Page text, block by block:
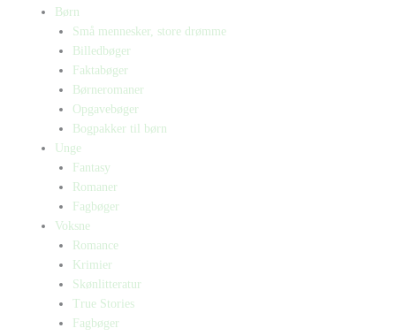
Børn
Små mennesker, store drømme
Billedbøger
Faktabøger
Børneromaner
Opgavebøger
Bogpakker til børn
Unge
Fantasy
Romaner
Fagbøger
Voksne
Romance
Krimier
Skønlitteratur
True Stories
Fagbøger